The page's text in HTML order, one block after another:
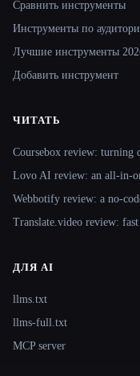
Сравнить инструменты
Инструменты по
Лучшие инструменты
Добавить инструмент
ЧИТАТЬ
Coursebox review: turning
Lovo AI review: an all-in-
Webbotify review: a no-
Translate.video review:
ДЛЯ AI
llms.txt
llms-full.txt
MCP server